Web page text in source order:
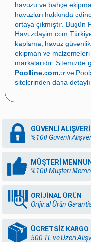
havuzu ve bahçe
havuzları hakkında
ortaya çıkmıştır. Bugün
Havuzdayim.com
kaplama
havuz güvenlik
ekipman ve malzemeleri
markalarıdır.
Poolline.com.trve
sitelerinden daha
GÜVENLİ
%100 Güvenli
MÜŞTERİ
%100 Müşteri
ORİJİNAL ÜRÜN
Orijinal Ürün
ÜCRETSİZ KARGO
500 TL ve Üzeri